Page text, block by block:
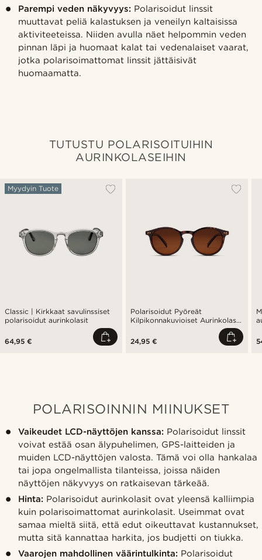
Parempi veden näkyvyys: Polarisoidut linssit
muuttavat peliä kalastuksen ja veneilyn kaltaisissa
aktiviteeteissa. Niiden avulla näet helpommin veden
pinnan läpi ja huomaat kalat tai vedenalaiset vaarat,
jotka polarisoimattomat linssit jättäisivät
huomaamatta.
TUTUSTU POLARISOITUIHIN
AURINKOLASEIHIN
Classic | Kirkkaat savulinssiset
polarisoidut aurinkolasit
Myydyin Tuote
64,95 €
Polarisoidut Pyöreät
Kilpikonnakuvioiset Aurinkolasit
24,95 €
POLARISOINNIN MIINUKSET
Vaikeudet LCD-näyttöjen kanssa: Polarisoidut linssit
voivat estää osan älypuhelimen, GPS-laitteiden ja
muiden LCD-näyttöjen valosta. Tämä voi olla hankalaa
tai jopa ongelmallista tilanteissa, joissa näiden
näyttöjen näkyvyys on ratkaisevan tärkeää.
Hinta: Polarisoidut aurinkolasit ovat yleensä kalliimpia
kuin polarisoimattomat aurinkolasit. Useimmat ovat
samaa mieltä siitä, että edut oikeuttavat kustannukset,
mutta sitä kannattaa harkita, jos budjetti on tiukka.
Vaarojen mahdollinen väärintulkinta: Polarisoidut